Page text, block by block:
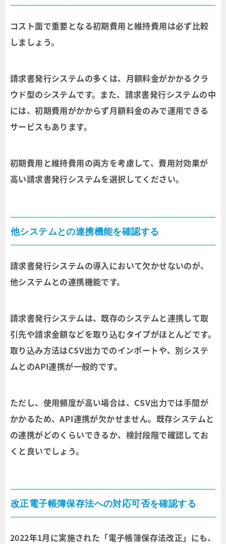
コスト面で重要となる初期費用と維持費用は必ず比較
しましょう。
請求書発行システムの多くは、月額料金がかかるクラ
ウド型のシステムです。また、請求書発行システムの中
には、初期費用がかからず月額料金のみで運用できる
サービスもあります。
初期費用と維持費用の両方を考慮して、費用対効果が
高い請求書発行システムを選択してください。
他システムとの連携機能を確認する
請求書発行システムの導入において欠かせないのが、
他システムとの連携機能です。
請求書発行システムは、既存のシステムと連携して取
引先や請求金額などを取り込むタイプがほとんどです。
取り込み方法はCSV出力でのインポートや、別システ
ムとのAPI連携が一般的です。
ただし、使用頻度が高い場合は、CSV出力では手間が
かかるため、API連携が欠かせません。既存システムと
の連携がどのくらいできるか、検討段階で確認してお
くと良いでしょう。
改正電子帳簿保存法への対応可否を確認する
2022年1月に実施された「電子帳簿保存法改正」にも、